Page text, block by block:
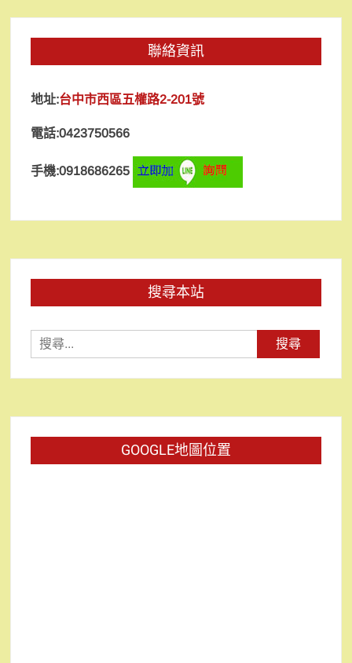
聯絡資訊
地址:台中市西區五權路2-201號
電話:0423750566
手機:0918686265
搜尋本站
尋
關
GOOGLE地圖位置